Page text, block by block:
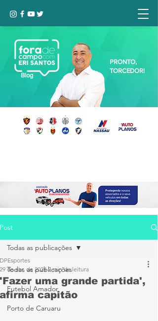
Blog
PRONTO,
TORCEDOR!
Post
Todas as publicações
Futebol Amador
Porto de Caruaru
Todas as publicações
'Fazer uma grande partida',
afirma capitão
DPEsportes
29 de abr. de 2024 2 min de leitura